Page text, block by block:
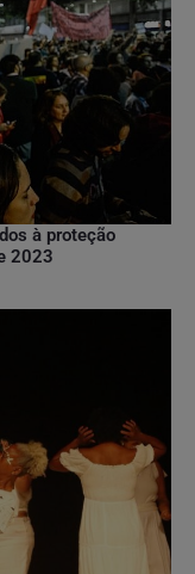
à proteção
2023